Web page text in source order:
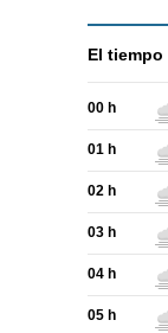
El tiempo
00 h
01 h
02 h
03 h
04 h
05 h